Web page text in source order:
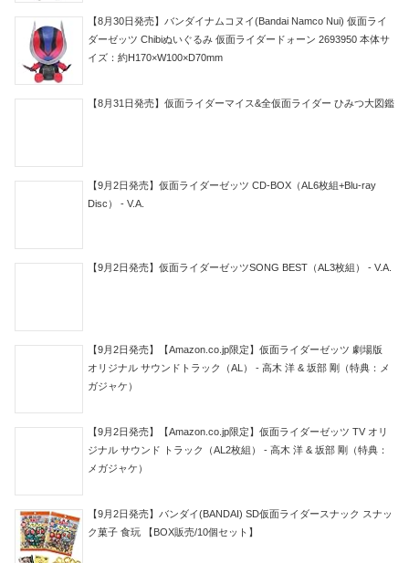
【8月30日発売】バンダイナムコヌイ(Bandai Namco Nui) 仮面ライ
ダーゼッツ Chibiぬいぐるみ 仮面ライダードォーン 2693950 本体サ
イズ：約H170×W100×D70mm
【8月31日発売】仮面ライダーマイス&全仮面ライダー ひみつ大図鑑
【9月2日発売】仮面ライダーゼッツ CD-BOX（AL6枚組+Blu-ray
Disc） - V.A.
【9月2日発売】仮面ライダーゼッツSONG BEST（AL3枚組） - V.A.
【9月2日発売】【Amazon.co.jp限定】仮面ライダーゼッツ 劇場版
オリジナル サウンドトラック（AL） - 高木 洋 & 坂部 剛（特典：メ
ガジャケ）
【9月2日発売】【Amazon.co.jp限定】仮面ライダーゼッツ TV オリ
ジナル サウンド トラック（AL2枚組） - 高木 洋 & 坂部 剛（特典：
メガジャケ）
【9月2日発売】バンダイ(BANDAI) SD仮面ライダースナック スナッ
ク菓子 食玩 【BOX販売/10個セット】